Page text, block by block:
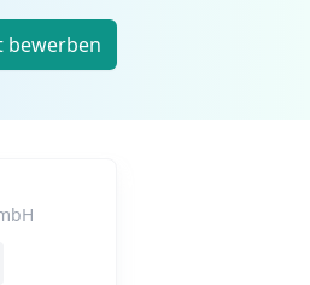
bewerben